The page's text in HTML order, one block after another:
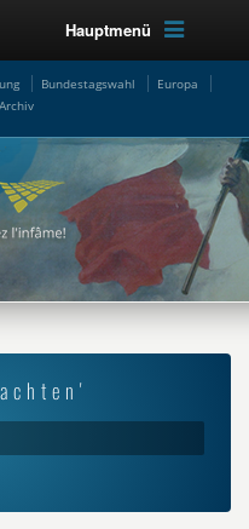
Hauptmenü
Bundestagswahl
Europa
Archiv